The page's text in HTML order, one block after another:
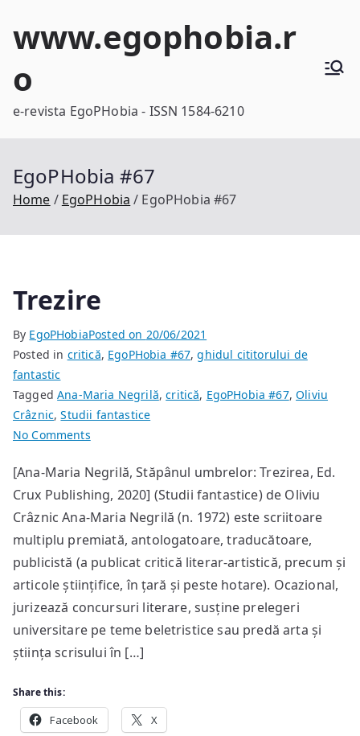
www.egophobia.r
o
e-revista EgoPHobia - ISSN 1584-6210
EgoPHobia #67
Home EgoPHobia EgoPHobia #67
Trezire
By EgoPHobiaPosted on 20/06/2021
Posted in critică, EgoPHobia #67,ghidul cititorului de
fantastic
TaggedAna-Maria Negrilă,critică, EgoPHobia #67,Oliviu
Crâznic,Studii fantastice
No Commentson
[Ana-Maria Negrilă, Stăpânul umbrelor: Trezirea, Ed.
Crux Publishing, 2020] (Studii fantastice) de Oliviu
Crâznic Ana-Maria Negrilă (n. 1972) este scriitoare
multiplu premiată, antologatoare, traducătoare,
publicistă (a publicat critică literar-artistică, precum și
articole științifice, în țară și peste hotare). Ocazional,
jurizează concursuri literare, susține prelegeri
universitare pe teme beletristice sau predă arta și
știința scrisului în […]
Share this:
Facebook X